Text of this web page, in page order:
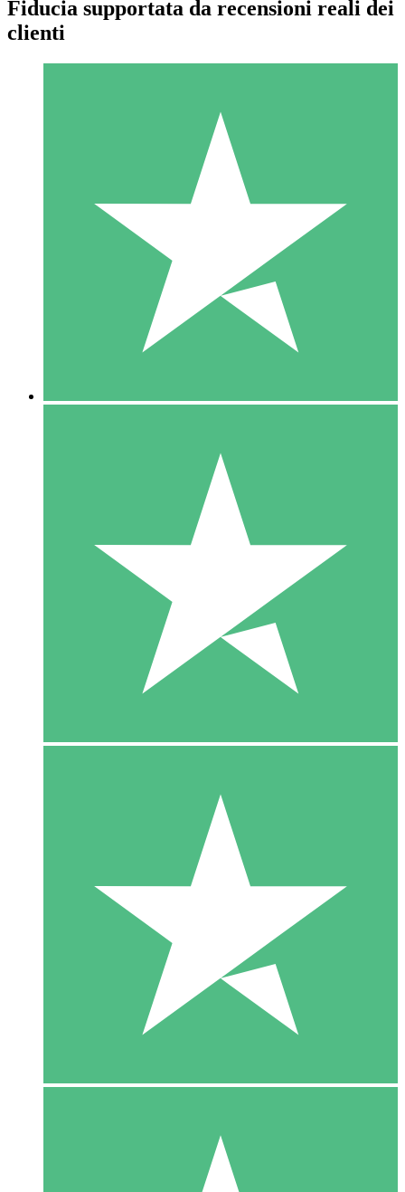
Pacchetti di Crediti Individuali
Paga a consumo con crediti di download. Nessun impegno
1 Download
10
US$1500
10 Download
20
Fiducia supportata da recensioni reali dei
clienti